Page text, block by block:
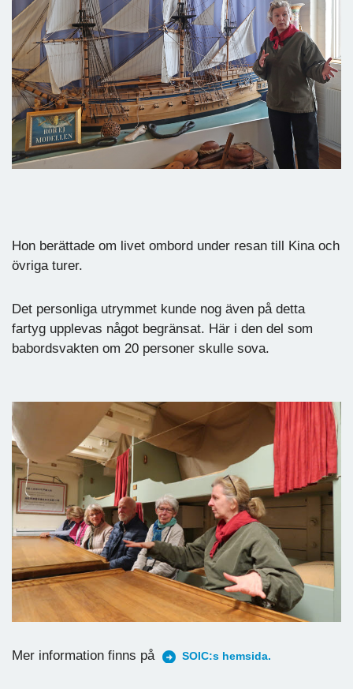
Hon berättade om livet ombord under resan till Kina och
övriga turer.
Det personliga utrymmet kunde nog även på detta
fartyg upplevas något begränsat. Här i den del som
babordsvakten om 20 personer skulle sova.
Mer information finns på SOIC:s hemsida.